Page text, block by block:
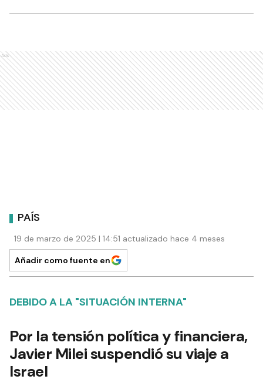
Ads
PAÍS
19 de marzo de 2025 | 14:51 actualizado hace 4 meses
Añadir como fuente en
DEBIDO A LA "SITUACIÓN INTERNA"
Por la tensión política y financiera,
Javier Milei suspendió su viaje a
Israel